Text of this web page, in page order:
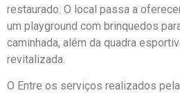
restaurado. O local passa a
um playground com brinquedos
caminhada, além da quadra
revitalizada.
O Entre os serviços realizados